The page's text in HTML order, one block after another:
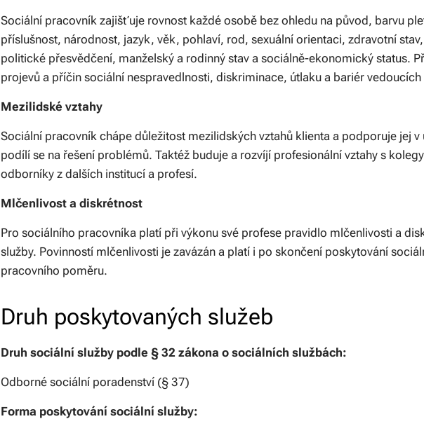
Sociální pracovník zajišťuje rovnost každé osobě bez ohledu na původ, barvu
příslušnost, národnost, jazyk, věk, pohlaví, rod, sexuální orientaci, zdravotní
politické přesvědčení, manželský a rodinný stav a sociálně-ekonomický status.
projevů a příčin sociální nespravedlnosti, diskriminace, útlaku a bariér
Mezilidské vztahy
Sociální pracovník chápe důležitost mezilidských vztahů klienta a podporuje jej v
podílí se na řešení problémů. Taktéž buduje a rozvíjí profesionální vztahy s
odborníky z dalších institucí a profesí.
Mlčenlivost a diskrétnost
Pro sociálního pracovníka platí při výkonu své profese pravidlo mlčenlivosti a
služby. Povinností mlčenlivosti je zavázán a platí i po skončení poskytování
pracovního poměru.
Druh poskytovaných služeb
Druh sociální služby podle § 32 zákona o sociálních službách:
Odborné sociální poradenství (§ 37)
Forma poskytování sociální služby: